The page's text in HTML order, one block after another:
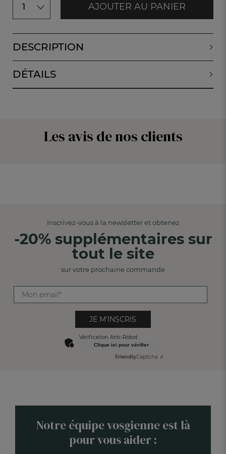
1 AJOUTER AU PANIER
DESCRIPTION
DÉTAILS
Les avis de nos clients
Inscrivez-vous à la newsletter et obtenez
-20% supplémentaires sur
tout le site
sur votre prochaine commande
JE M'INSCRIS
Vérification Anti-Robot
Clique ici pour vérifier
FriendlyCaptcha ⇗
Notre équipe vosgienne est là
pour vous aider :